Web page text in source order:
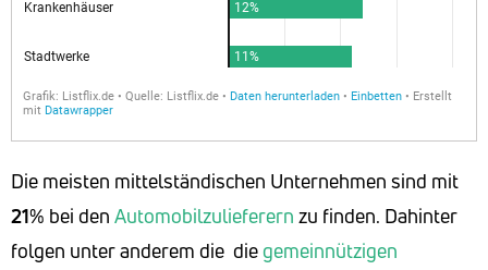
Die meisten mittelständischen Unternehmen sind mit
21% bei den Automobilzulieferern zu finden. Dahinter
folgen unter anderem die die gemeinnützigen